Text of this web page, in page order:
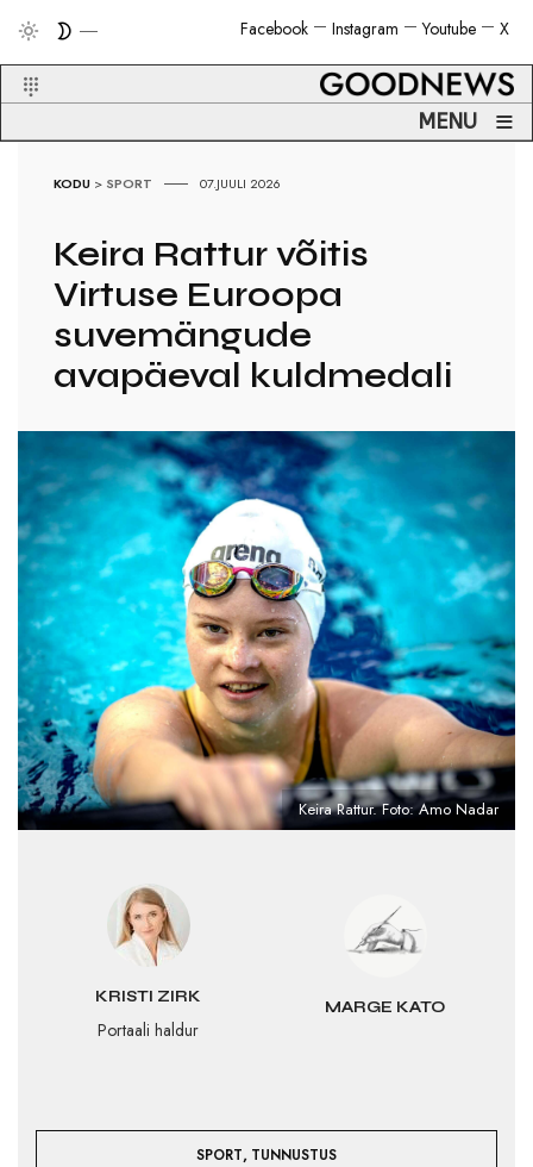
X
Youtube
Instagram
Facebook
MENU ≡
KODU > SPORT 07.JUULI 2026
Keira Rattur võitis
Virtuse Euroopa
suvemängude
avapäeval kuldmedali
KRISTI ZIRK
Portaali haldur
MARGE KATO
SPORT, TUNNUSTUS
Keira Rattur. Foto: Amo Nadar